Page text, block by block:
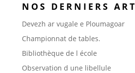
NOS DERNIERS
Devezh ar vugale e Ploumagoar
Championnat de tables.
Bibliothèque de l école
Observation d une libellule